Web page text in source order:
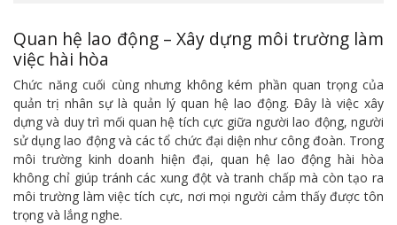
Quan hệ lao động – Xây dựng môi trường làm
việc hài hòa
Chức năng cuối cùng nhưng không kém phần quan trọng của
quản trị nhân sự là quản lý quan hệ lao động. Đây là việc xây
dựng và duy trì mối quan hệ tích cực giữa người lao động, người
sử dụng lao động và các tổ chức đại diện như công đoàn. Trong
môi trường kinh doanh hiện đại, quan hệ lao động hài hòa
không chỉ giúp tránh các xung đột và tranh chấp mà còn tạo ra
môi trường làm việc tích cực, nơi mọi người cảm thấy được tôn
trọng và lắng nghe.